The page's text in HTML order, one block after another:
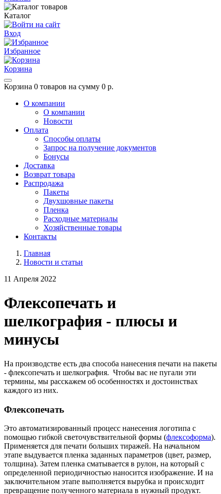
Каталог
Вход
Избранное
Корзина
Корзина 0 товаров на сумму 0 р.
О компании
О компании
Новости
Оплата
Способы оплаты
Запрос на получение документов
Бонусы
Доставка
Возврат товара
Распродажа
Пакеты
Двухшовные пакеты
Пленка
Расходные материалы
Хозяйственные товары
Контакты
Главная
Новости и статьи
11 Апреля 2022
Флексопечать и
шелкография - плюсы и
минусы
На производстве есть два способа нанесения печати на пакеты
- флексопечать и шелкография. Чтобы вас не пугали эти
термины, мы расскажем об особенностях и достоинствах
каждого из них.
Флексопечать
Это автоматизированный процесс нанесения логотипа с
помощью гибкой светочувствительной формы (флексоформа).
Применяется для печати больших тиражей. На начальном
этапе выдувается пленка заданных параметров (цвет, размер,
толщина). Затем пленка сматывается в рулон, на который с
определенной периодичностью наносится изображение. И на
заключительном этапе выполняется вырубка и происходит
превращение полученного материала в нужный продукт.